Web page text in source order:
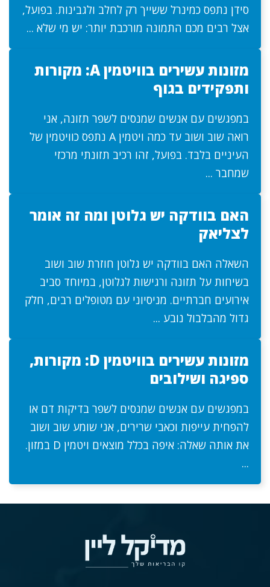
סידן נתפס כמינרל ששייך רק לחלב ולגבינות. בפועל,
אצל רבים מכם התמונה מורכבת יותר: יש מי שלא ...
מזונות עשירים בוויטמין A: מקורות
ותפקידים בגוף
במפגשים עם אנשים שמנסים לשפר תזונה, אני
רואה שוב ושוב עד כמה ויטמין A נתפס כוויטמין של
העיניים בלבד. בפועל, זהו רכיב תזונתי מרכזי
שמחבר ...
האם בוודקה יש גלוטן ומה זה אומר
לצליאק
השאלה האם בוודקה יש גלוטן חוזרת שוב ושוב
בשיחות על תזונה ורגישות לגלוטן, במיוחד סביב
אירועים חברתיים. מניסיוני עם מטופלים רבים, חלק
גדול מהבלבול נובע ...
מזונות עשירים בוויטמין D: מקורות,
ספיגה ושילובים
במפגשים עם אנשים שמנסים לשפר בדיקות דם או
להפחית עייפות וכאבי שרירים, אני שומע שוב ושוב
את אותה שאלה: איפה בכלל מוצאים ויטמין D במזון.
...